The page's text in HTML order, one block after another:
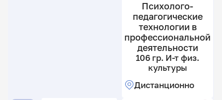
Психолого-
педагогические
технологии в
профессиональной
деятельности
106 гр. И-т физ.
культуры
Дистанционно